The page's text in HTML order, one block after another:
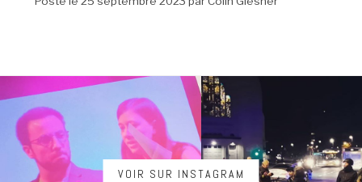
VOIR SUR INSTAGRAM